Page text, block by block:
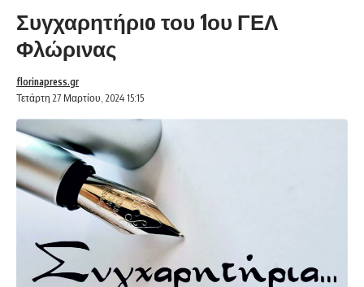
Συγχαρητήριo του 1ου ΓΕΛ
Φλώρινας
Τετάρτη 27 Μαρτίου, 2024 15:15
florinapress.gr